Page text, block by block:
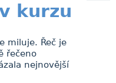
kurzu
miluje. Řeč je
řečeno
nejnovější